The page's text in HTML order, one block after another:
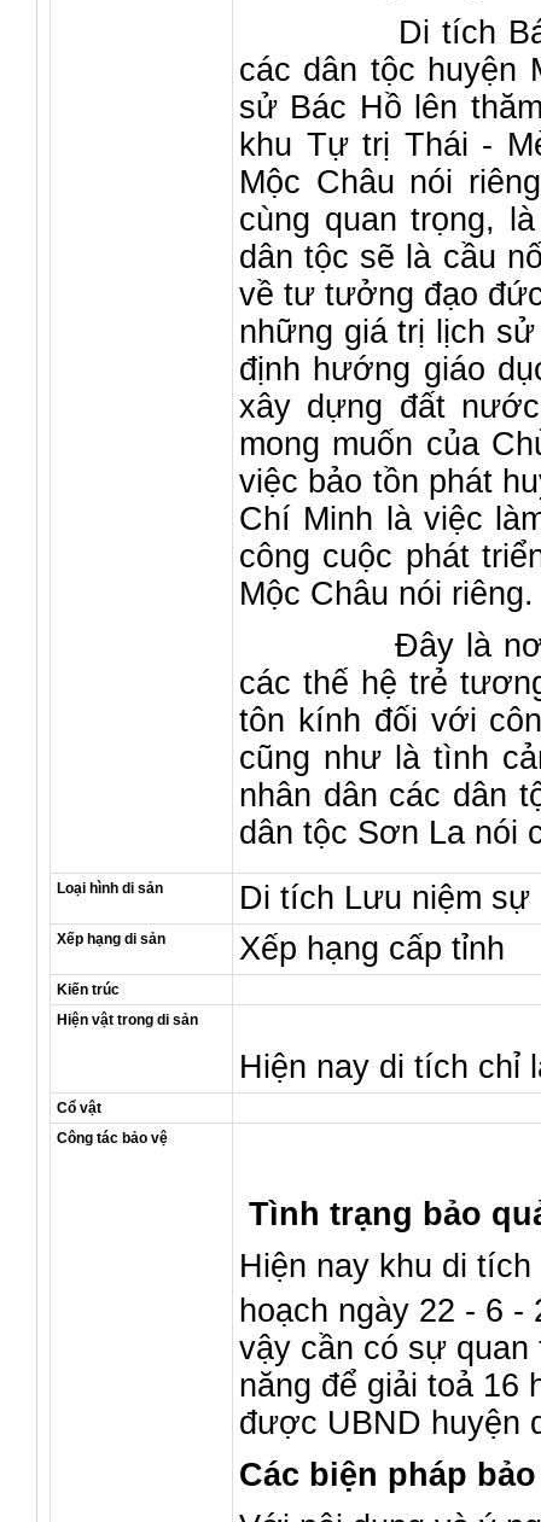
Di tích Bác Hồ
các dân tộc huyện
sử Bác Hồ lên
khu Tự trị Thái -
Mộc Châu nói
cùng quan trọng,
dân tộc sẽ là cầu
về tư tưởng đạo
những giá trị lịch
định hướng giáo
xây dựng đất
mong muốn của
việc bảo tồn phát
Chí Minh là việc
công cuộc phát
Mộc Châu nói riêng.
Đây là nơi giáo
các thế hệ trẻ
tôn kính đối với
cũng như là tình
nhân dân các dân
dân tộc Sơn La nói
Loại hình di sản Di tích Lưu niệm sự
Xếp hạng di sản Xếp hạng cấp tỉnh
Kiến trúc
Hiện vật trong di sản
Hiện nay di tích chỉ
Cổ vật
Công tác bảo vệ
Tình trạng bảo
Hiện nay khu di
hoạch ngày 22 - 6
vậy cần có sự
năng để giải toả 16
được UBND huyện
Các biện pháp